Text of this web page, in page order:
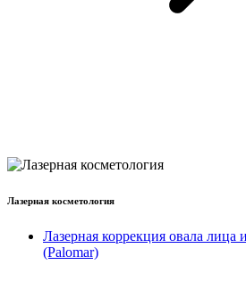
Лазерная косметология
Лазерная коррекция овала лица
(Palomar)